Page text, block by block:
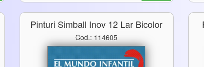
Pinturi Simball Inov 12 Lar Bicolor
Cod.: 114605